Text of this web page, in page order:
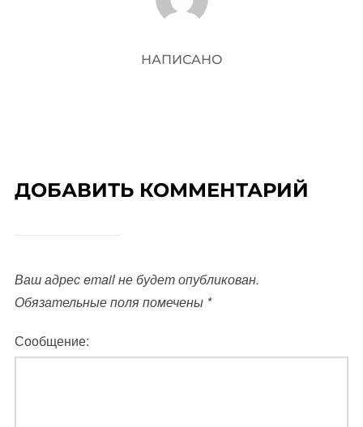
НАПИСАНО
ДОБАВИТЬ КОММЕНТАРИЙ
Ваш адрес email не будет опубликован.
Обязательные поля помечены *
Сообщение: